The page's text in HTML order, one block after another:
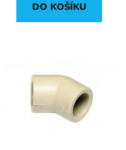
DO KOŠÍKU